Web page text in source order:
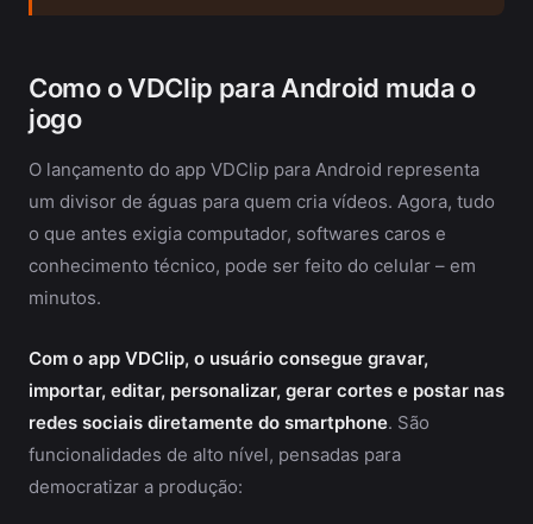
Como o VDClip para Android muda o
jogo
O lançamento do app VDClip para Android representa
um divisor de águas para quem cria vídeos. Agora, tudo
o que antes exigia computador, softwares caros e
conhecimento técnico, pode ser feito do celular – em
minutos.
Com o app VDClip, o usuário consegue gravar,
importar, editar, personalizar, gerar cortes e postar nas
redes sociais diretamente do smartphone. São
funcionalidades de alto nível, pensadas para
democratizar a produção: